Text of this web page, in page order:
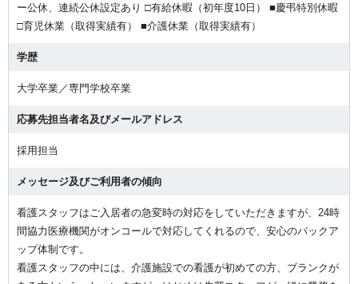
ー公休、連続公休設定あり □有給休暇（初年度10日） ■慶弔特別休暇
□育児休業（取得実績有） ■介護休業（取得実績有）
学歴
大学卒業／専門学校卒業
応募先担当者名及びメールアドレス
採用担当
メッセージ及びご利用者の傾向
看護スタッフはご入居者の急変時の対応をしていただきますが、24時
間協力医療機関がオンコールで対応してくれるので、安心のバックア
ップ体制です。
看護スタッフの中には、介護施設での看護が初めての方、ブランクが